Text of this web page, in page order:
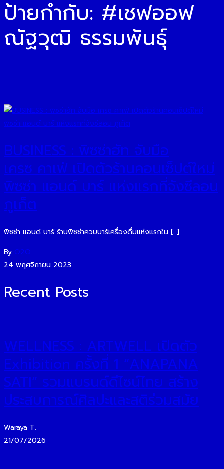
ป้ายกำกับ: #เชฟออฟ
ณัฐวุฒิ ธรรมพันธุ์
BUSINESS : พิซซ่าฮัท จับมือ
เครซ คาเฟ่ เปิดตัวร้านคอนเซ็ปต์ใหม่
พิซซ่า แอนด์ บาร์ แห่งแรกที่จังซีลอน
ภูเก็ต
พิซซ่า แอนด์ บาร์ ร้านพิซซ่าควบบาร์เครื่องดื่มแห่งแรกใน […]
By O2O
24 พฤศจิกายน 2023
Recent Posts
WELLNESS : ARTWELL เปิดตัว
Exhibition ครั้งที่ 1 “ANAPANA
SATI” รวมแบรนด์ดีไซน์ไทย สร้าง
ประสบการณ์ศิลปะและสติร่วมสมัย
Waraya T.
21/07/2026